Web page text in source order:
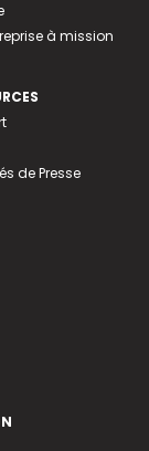
à mission
de Presse